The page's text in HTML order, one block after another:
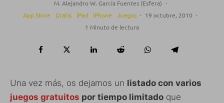
M. Alejandro W. García Fuentes (Esfera) ·
App Store
Gratis iPad iPhone Juegos · 19 octubre, 2010 ·
1 Minuto de lectura
Una vez más, os dejamos un listado con varios
juegos gratuitos por tiempo limitado que